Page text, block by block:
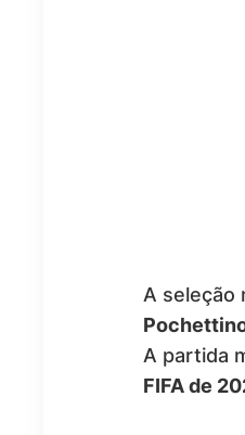
A seleção
A partida
FIFA de